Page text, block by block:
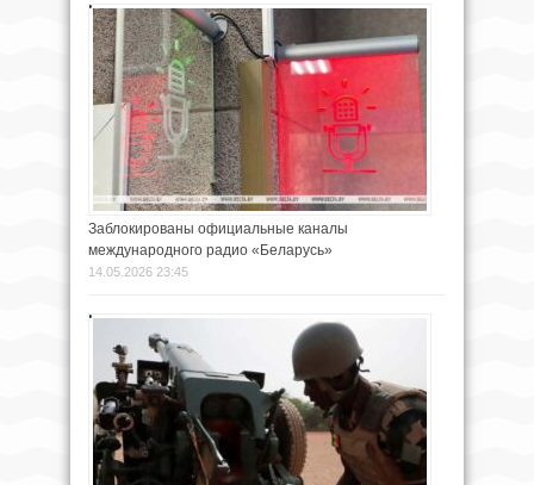
Заблокированы официальные каналы
международного радио «Беларусь»
14.05.2026 23:45